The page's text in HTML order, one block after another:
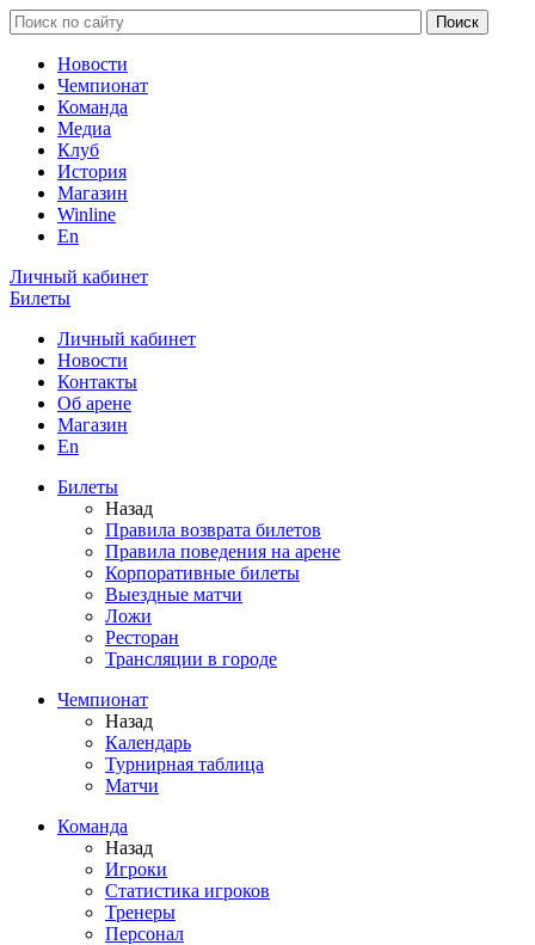
Новости
Чемпионат
Команда
Медиа
Клуб
История
Магазин
Winline
En
Личный кабинет
Билеты
Личный кабинет
Новости
Контакты
Об арене
Магазин
En
Билеты
Назад
Правила возврата билетов
Правила поведения на арене
Корпоративные билеты
Выездные матчи
Ложи
Ресторан
Трансляции в городе
Чемпионат
Назад
Календарь
Турнирная таблица
Матчи
Команда
Назад
Игроки
Статистика игроков
Тренеры
Персонал